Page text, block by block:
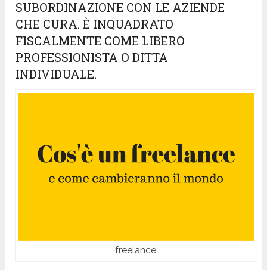
SUBORDINAZIONE CON LE AZIENDE
CHE CURA. È INQUADRATO
FISCALMENTE COME LIBERO
PROFESSIONISTA O DITTA
INDIVIDUALE.
freelance